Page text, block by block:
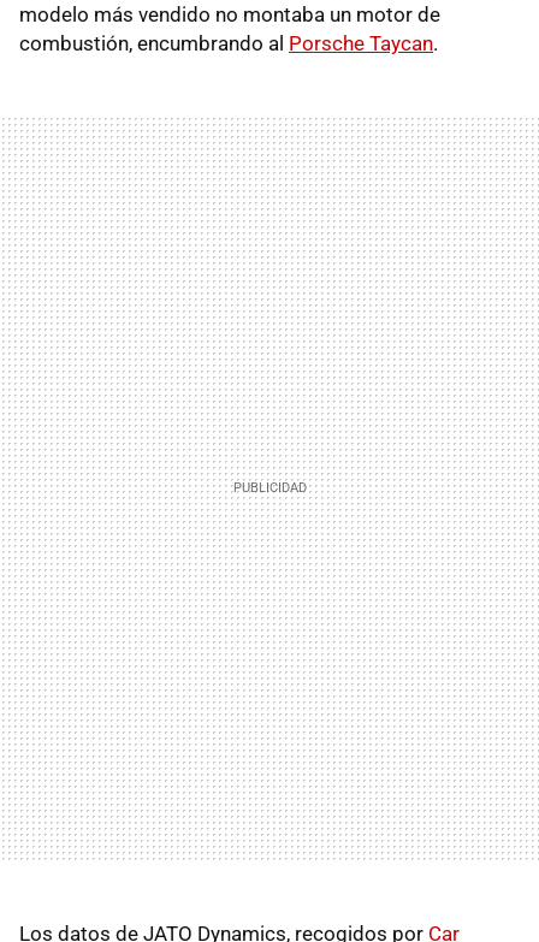
modelo más vendido no montaba un motor de
combustión, encumbrando al Porsche Taycan.
Los datos de JATO Dynamics, recogidos por Car